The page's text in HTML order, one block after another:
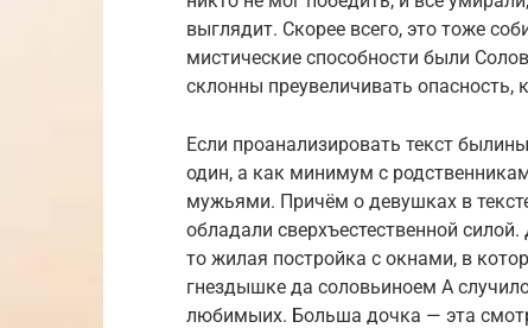
выглядит. Скорее всего, это тоже
мистические способности были
склонны преувеличивать опасность,
Если проанализировать текст
один, а как минимум с
мужьями. Причём о девушках в
обладали сверхъестественной
то жилая постройка с окнами, в
гнездышке да соловьиноем А
любимыих. Больша дочка — эта